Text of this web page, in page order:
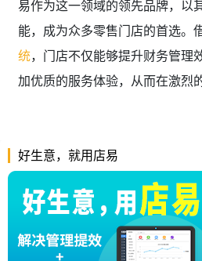
易作为这一领域的领先品牌，以
能，成为众多零售门店的首选。
统，门店不仅能够提升财务管理
加优质的服务体验，从而在激烈
好生意，就用店易